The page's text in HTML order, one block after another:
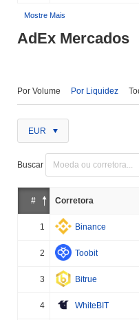
Mostre Mais
AdEx Mercados
Por Volume Por Liquidez
EUR
Buscar
# Corretora
1 Binance
2 Toobit
3 Bitrue
4 WhiteBIT